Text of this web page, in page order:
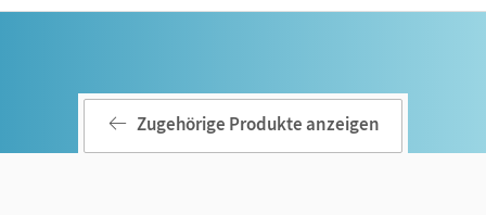
Zugehörige Produkte anzeigen